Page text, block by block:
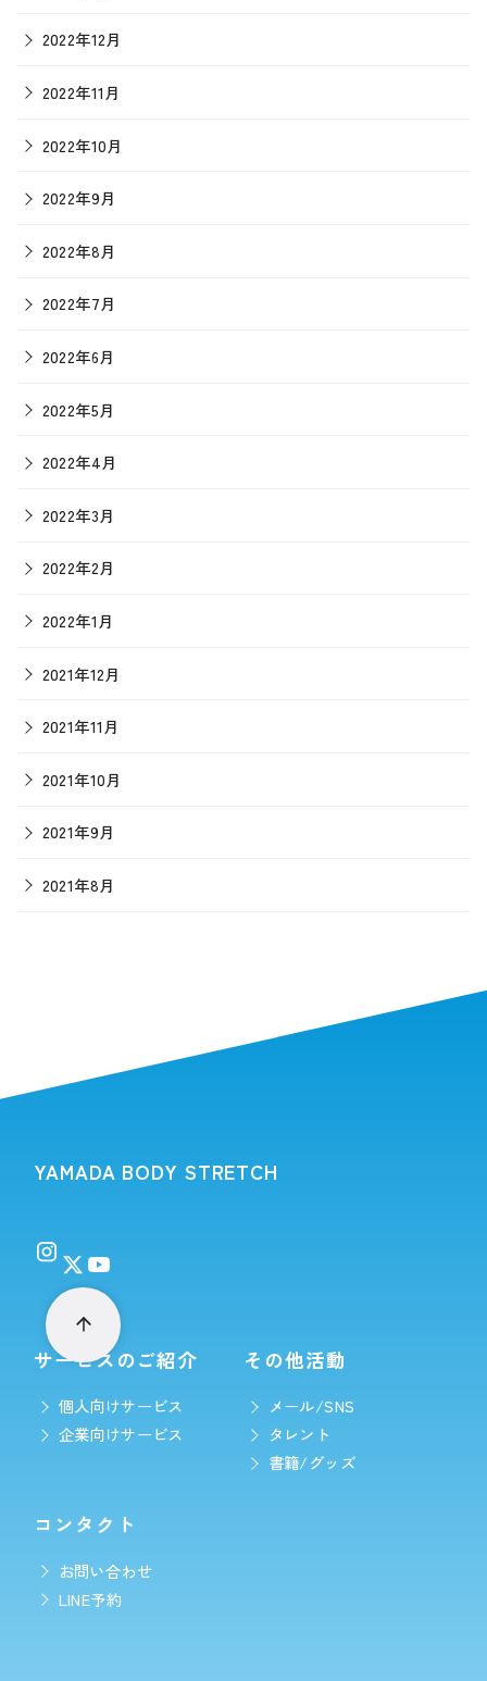
2022年12月
2022年11月
2022年10月
2022年9月
2022年8月
2022年7月
2022年6月
2022年5月
2022年4月
2022年3月
2022年2月
2022年1月
2021年12月
2021年11月
2021年10月
2021年9月
2021年8月
YAMADA BODY STRETCH
サービスのご紹介
個人向けサービス
企業向けサービス
その他活動
メール/SNS
タレント
書籍/グッズ
コンタクト
お問い合わせ
LINE予約